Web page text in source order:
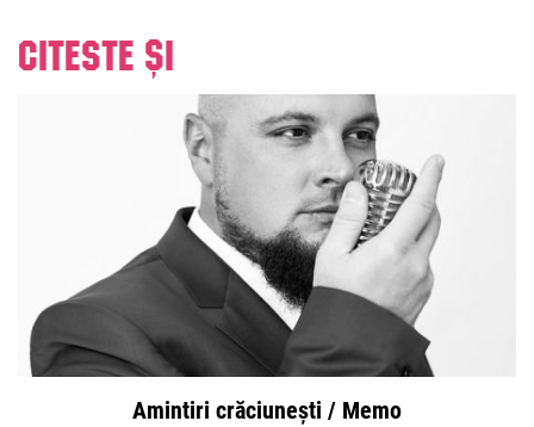
Citeste și
Amintiri crăciunești / Memo